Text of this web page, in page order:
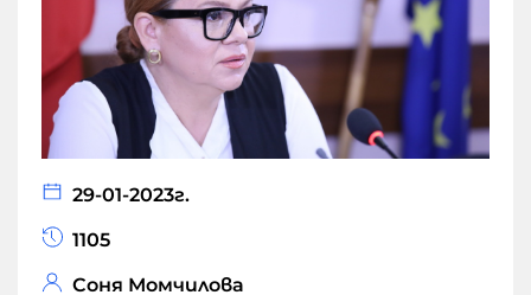
29-01-2023г.
1105
Соня Момчилова